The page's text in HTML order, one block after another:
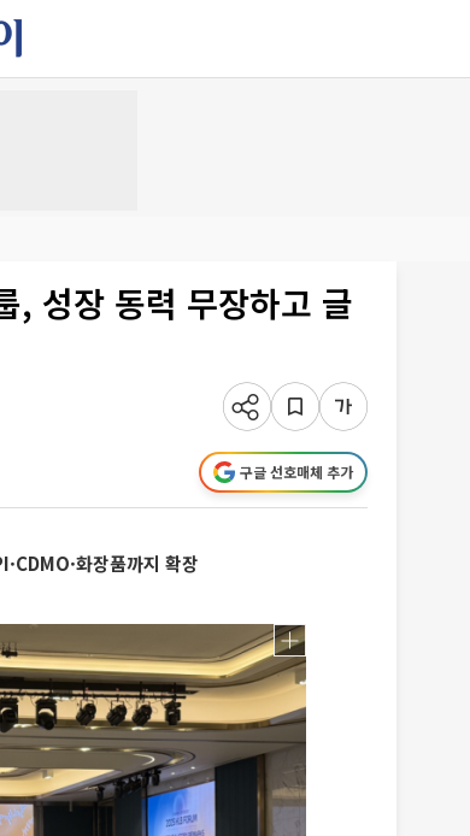
성장 동력 무장하고 글
구글 선호매체 추가
화장품까지 확장